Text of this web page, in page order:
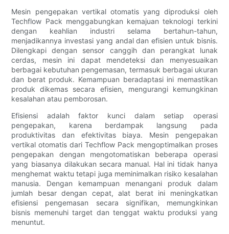
Mesin pengepakan vertikal otomatis yang diproduksi oleh
Techflow Pack menggabungkan kemajuan teknologi terkini
dengan keahlian industri selama bertahun-tahun,
menjadikannya investasi yang andal dan efisien untuk bisnis.
Dilengkapi dengan sensor canggih dan perangkat lunak
cerdas, mesin ini dapat mendeteksi dan menyesuaikan
berbagai kebutuhan pengemasan, termasuk berbagai ukuran
dan berat produk. Kemampuan beradaptasi ini memastikan
produk dikemas secara efisien, mengurangi kemungkinan
kesalahan atau pemborosan.
Efisiensi adalah faktor kunci dalam setiap operasi
pengepakan, karena berdampak langsung pada
produktivitas dan efektivitas biaya. Mesin pengepakan
vertikal otomatis dari Techflow Pack mengoptimalkan proses
pengepakan dengan mengotomatiskan beberapa operasi
yang biasanya dilakukan secara manual. Hal ini tidak hanya
menghemat waktu tetapi juga meminimalkan risiko kesalahan
manusia. Dengan kemampuan menangani produk dalam
jumlah besar dengan cepat, alat berat ini meningkatkan
efisiensi pengemasan secara signifikan, memungkinkan
bisnis memenuhi target dan tenggat waktu produksi yang
menuntut.